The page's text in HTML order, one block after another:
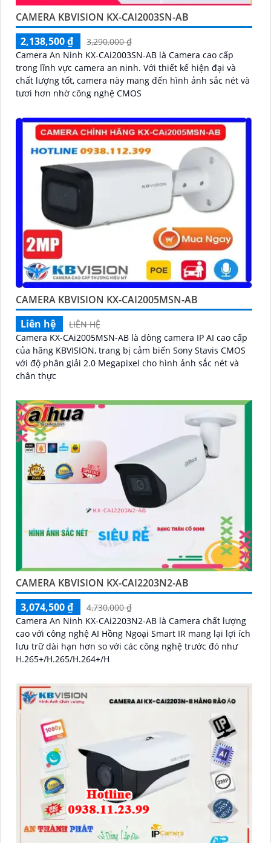
CAMERA KBVISION KX-CAI2003SN-AB
2,138,500 ₫
3,290,000 ₫
Camera An Ninh KX-CAi2003SN-AB là Camera cao cấp
trong lĩnh vực camera an ninh. Với thiết kế hiện đại và
chất lượng tốt, camera này mang đến hình ảnh sắc nét và
tươi hơn nhờ công nghệ CMOS
CAMERA KBVISION KX-CAI2005MSN-AB
Liên hệ
LIÊN HỆ
Camera KX-CAi2005MSN-AB là dòng camera IP AI cao cấp
của hãng KBVISION, trang bị cảm biến Sony Stavis CMOS
với độ phân giải 2.0 Megapixel cho hình ảnh sắc nét và
chân thực
CAMERA KBVISION KX-CAI2203N2-AB
3,074,500 ₫
4,730,000 ₫
Camera An Ninh KX-CAi2203N2-AB là Camera chất lượng
cao với công nghệ AI Hồng Ngoại Smart IR mang lại lợi ích
lưu trữ dài hạn hơn so với các công nghệ trước đó như
H.265+/H.265/H.264+/H